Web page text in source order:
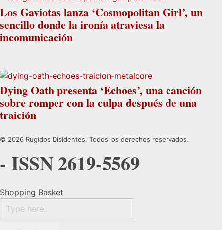
Los Gaviotas lanza ‘Cosmopolitan Girl’, un
sencillo donde la ironía atraviesa la
incomunicación
Dying Oath presenta ‘Echoes’, una canción
sobre romper con la culpa después de una
traición
© 2026 Rugidos Disidentes. Todos los derechos reservados.
- ISSN 2619-5569
Shopping Basket